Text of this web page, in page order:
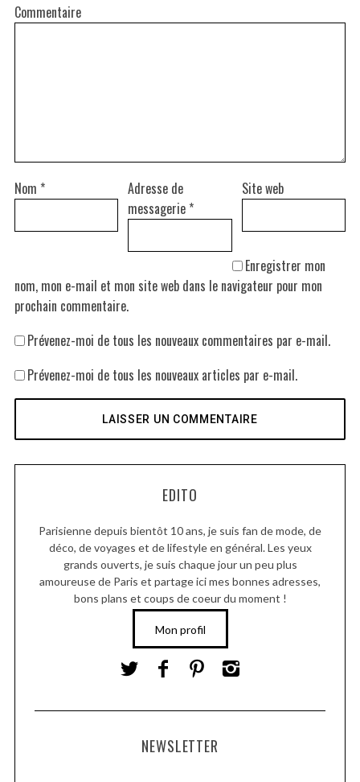
Commentaire
Nom *
Adresse de
messagerie *
Site web
Enregistrer mon
nom, mon e-mail et mon site web dans le navigateur pour mon
prochain commentaire.
Prévenez-moi de tous les nouveaux commentaires par e-mail.
Prévenez-moi de tous les nouveaux articles par e-mail.
EDITO
Parisienne depuis bientôt 10 ans, je suis fan de mode, de
déco, de voyages et de lifestyle en général. Les yeux
grands ouverts, je suis chaque jour un peu plus
amoureuse de Paris et partage ici mes bonnes adresses,
bons plans et coups de coeur du moment !
Mon profil
NEWSLETTER